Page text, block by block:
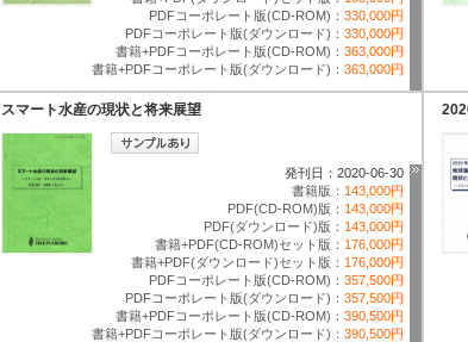
PDFコーポレート版(CD-ROM)： 330,000円
PDFコーポレート版(ダウンロード)： 330,000円
書籍+PDFコーポレート版(CD-ROM)： 363,000円
書籍+PDFコーポレート版(ダウンロード)： 363,000円
スマート水産の現状と将来展望
発刊日：2020-06-30
書籍版： 143,000円
PDF(CD-ROM)版： 143,000円
PDF(ダウンロード)版： 143,000円
書籍+PDF(CD-ROM)セット版： 176,000円
書籍+PDF(ダウンロード)セット版： 176,000円
PDFコーポレート版(CD-ROM)： 357,500円
PDFコーポレート版(ダウンロード)： 357,500円
書籍+PDFコーポレート版(CD-ROM)： 390,500円
書籍+PDFコーポレート版(ダウンロード)： 390,500円